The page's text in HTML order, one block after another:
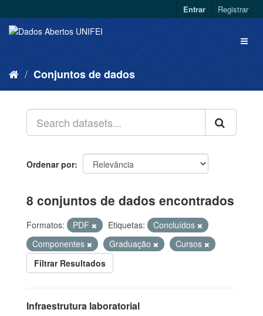
Entrar Registrar
Conjuntos de dados
Ordenar por
8 conjuntos de dados encontrados
Formatos: PDF Etiquetas:
Concluídos
Componentes
Graduação
Cursos
Filtrar Resultados
Infraestrutura laboratorial